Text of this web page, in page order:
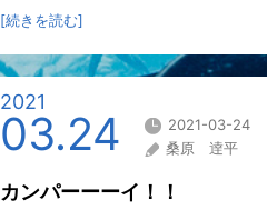
[続きを読む]
2021
03.24
2021-03-24
桑原 逹平
カンパーーーイ！！